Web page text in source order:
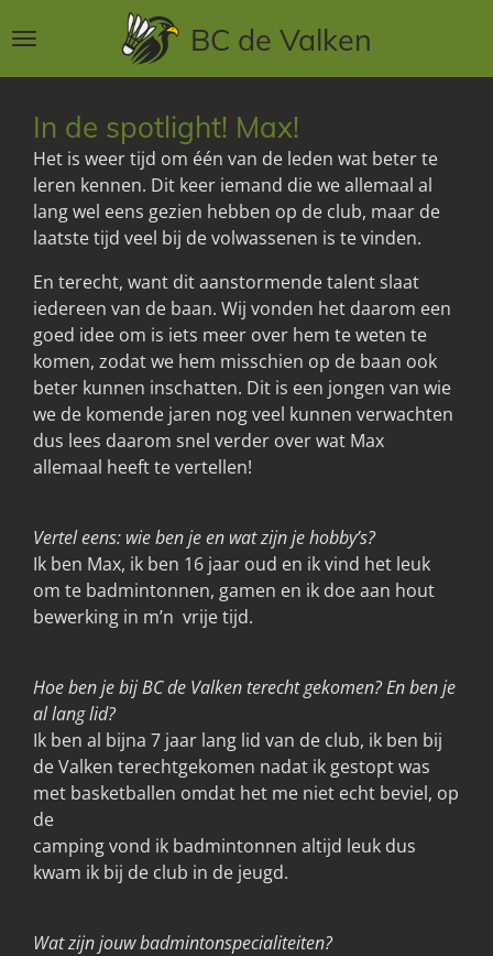
direct
naar
hoofdinhoud
BC de Valken
In de spotlight! Max!
Het is weer tijd om één van de leden wat beter te
leren kennen. Dit keer iemand die we allemaal al
lang wel eens gezien hebben op de club, maar de
laatste tijd veel bij de volwassenen is te vinden.
En terecht, want dit aanstormende talent slaat
iedereen van de baan. Wij vonden het daarom een
goed idee om is iets meer over hem te weten te
komen, zodat we hem misschien op de baan ook
beter kunnen inschatten. Dit is een jongen van wie
we de komende jaren nog veel kunnen verwachten
dus lees daarom snel verder over wat Max
allemaal heeft te vertellen!
Vertel eens: wie ben je en wat zijn je hobby’s?
Ik ben Max, ik ben 16 jaar oud en ik vind het leuk
om te badmintonnen, gamen en ik doe aan hout
bewerking in m’n vrije tijd.
Hoe ben je bij BC de Valken terecht gekomen? En ben je
al lang lid?
Ik ben al bijna 7 jaar lang lid van de club, ik ben bij
de Valken terechtgekomen nadat ik gestopt was
met basketballen omdat het me niet echt beviel, op
de
camping vond ik badmintonnen altijd leuk dus
kwam ik bij de club in de jeugd.
Wat zijn jouw badmintonspecialiteiten?